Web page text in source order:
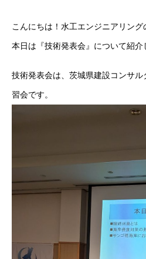
こんにちは！水工エンジニアリング
本日は『技術発表会』について紹介
技術発表会は、茨城県建設コンサ
習会です。